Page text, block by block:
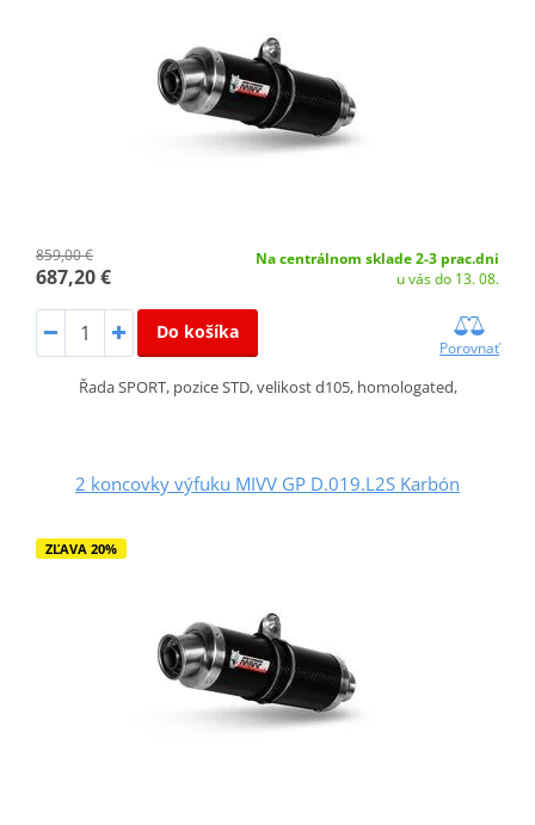
859,00 €
687,20 €
Na centrálnom sklade 2-3 prac.dni
u vás do 13. 08.
Do košíka
Porovnať
Řada SPORT, pozice STD, velikost d105, homologated,
2 koncovky výfuku MIVV GP D.019.L2S Karbón
ZĽAVA 20%